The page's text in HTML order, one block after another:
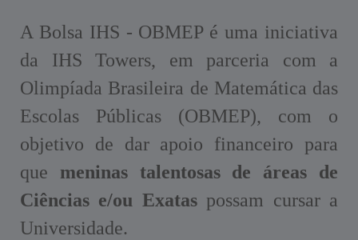
A Bolsa IHS - OBMEP é uma iniciativa
da IHS Towers, em parceria com a
Olimpíada Brasileira de Matemática das
Escolas Públicas (OBMEP), com o
objetivo de dar apoio financeiro para
que meninas talentosas de áreas de
Ciências e/ou Exataspossam cursar a
Universidade.